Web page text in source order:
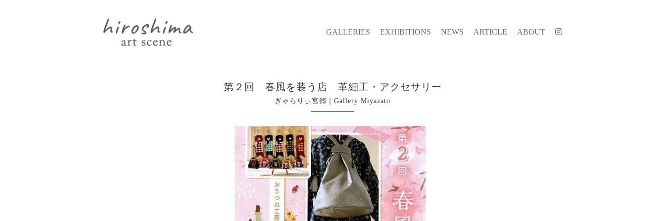
GALLERIES EXHIBITIONS NEWS ARTICLE ABOUT
第２回 春風を装う店 革細工・アクセサリー
ぎゃらりぃ宮郷｜Gallery Miyazato